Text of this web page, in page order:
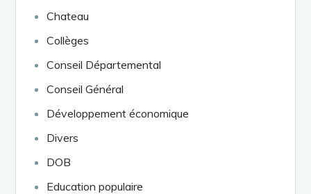
Chateau
Collèges
Conseil Départemental
Conseil Général
Développement économique
Divers
DOB
Education populaire